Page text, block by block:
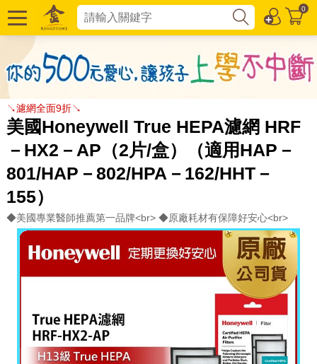
0
↘濾網全面9折↘
美國Honeywell True HEPA濾網 HRF
－HX2－AP（2片/盒）（適用HAP－
801/HAP－802/HPA－162/HHT－
155）
◆美國專業醫師推薦第一品牌<br> ◆原廠耗材有保障好安心<br>